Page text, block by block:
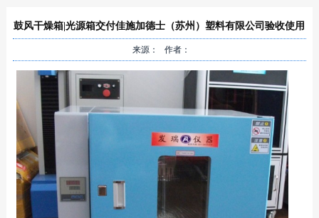
鼓风干燥箱|光源箱交付佳施加德士（苏州）塑料有限公司验收使用
来源： 作者：